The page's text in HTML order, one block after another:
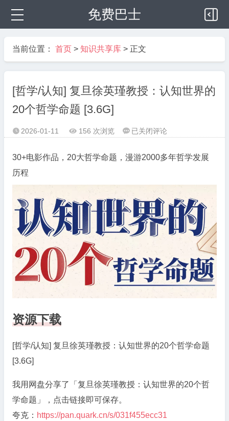
免费巴士
当前位置： 首页 > 知识共享库 > 正文
[哲学/认知] 复旦徐英瑾教授：认知世界的
20个哲学命题 [3.6G]
 2026-01-11  156 次浏览  [哲
认
英
瑾
认
知
哲
题
已关闭评论
30+电影作品，20大哲学命题，漫游2000多年哲学发展
历程
资源下载
[哲学/认知] 复旦徐英瑾教授：认知世界的20个哲学命题
[3.6G]
我用网盘分享了「复旦徐英瑾教授：认知世界的20个哲
学命题」，点击链接即可保存。
夸克： https://pan.quark.cn/s/031f455ecc31